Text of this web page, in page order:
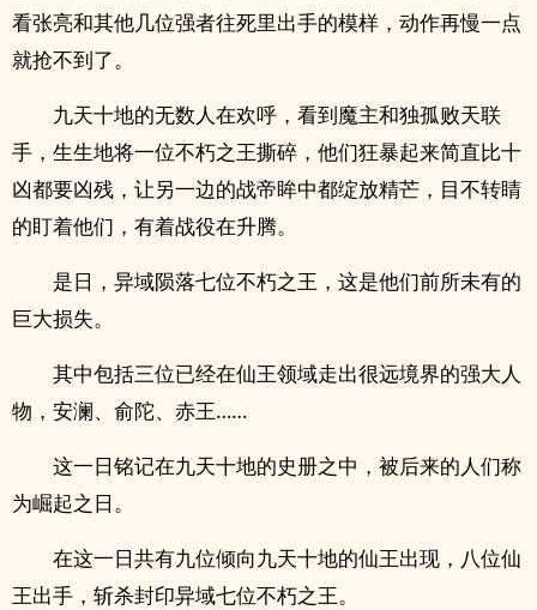
看张亮和其他几位强者往死里出手的模样，动作再慢一点
就抢不到了。
九天十地的无数人在欢呼，看到魔主和独孤败天联
手，生生地将一位不朽之王撕碎，他们狂暴起来简直比十
凶都要凶残，让另一边的战帝眸中都绽放精芒，目不转睛
的盯着他们，有着战役在升腾。
是日，异域陨落七位不朽之王，这是他们前所未有的
巨大损失。
其中包括三位已经在仙王领域走出很远境界的强大人
物，安澜、俞陀、赤王……
这一日铭记在九天十地的史册之中，被后来的人们称
为崛起之日。
在这一日共有九位倾向九天十地的仙王出现，八位仙
王出手，斩杀封印异域七位不朽之王。